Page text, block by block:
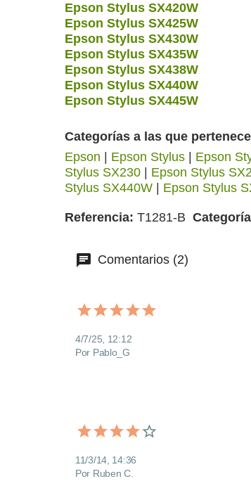
Epson Stylus SX420W
Epson Stylus SX425W
Epson Stylus SX430W
Epson Stylus SX435W
Epson Stylus SX438W
Epson Stylus SX440W
Epson Stylus SX445W
Categorías a las que
Epson
Epson Stylus Epson
Stylus SX230
Epson Stylus
Stylus SX440W
Epson Stylus
Referencia T1281-B Categoría
Comentarios (2)
4/7/25, 12:12
Por Pablo_G
11/3/14, 14:36
Por Ruben C.